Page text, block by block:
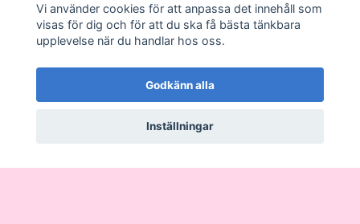
Läs mer
Vi använder cookies för att anpassa det innehåll som
visas för dig och för att du ska få bästa tänkbara
upplevelse när du handlar hos oss.
Godkänn alla
Inställningar